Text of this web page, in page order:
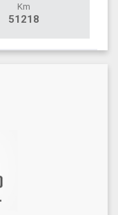
Km
51218